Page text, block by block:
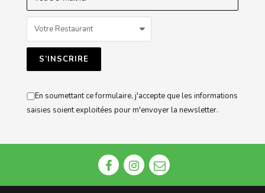
En soumettant ce formulaire, j'accepte que les informations
saisies soient exploitées pour m'envoyer la newsletter.